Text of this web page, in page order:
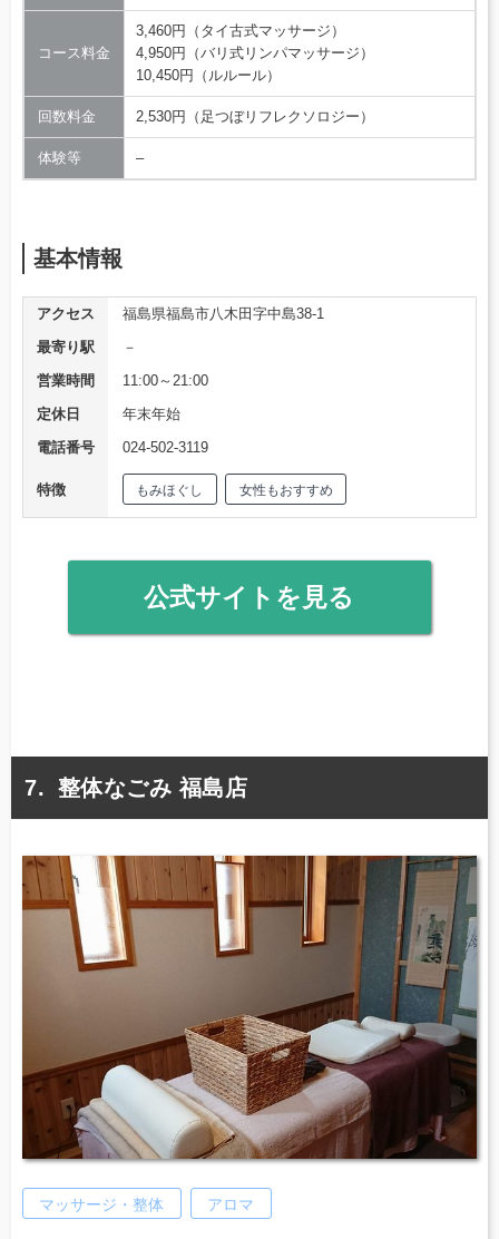
コース料金
3,460円（タイ古式マッサージ）
4,950円（バリ式リンパマッサージ）
10,450円（ルルール）
回数料金 2,530円（足つぼリフレクソロジー）
体験等 –
基本情報
アクセス
福島県福島市八木田字中島38-1
最寄り駅
－
営業時間
11:00～21:00
定休日
年末年始
電話番号
024-502-3119
特徴 もみほぐし 女性もおすすめ
公式サイトを見る
整体なごみ 福島店
マッサージ・整体 アロマ